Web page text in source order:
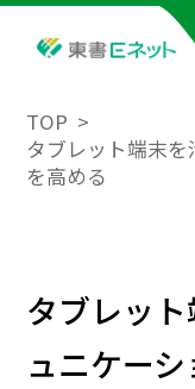
TOP
タブレット端末
を高める
タブレッ
ュニケー